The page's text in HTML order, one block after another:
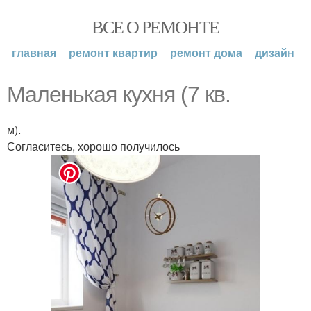
ВСЕ О РЕМОНТЕ
главная ремонт квартир ремонт дома дизайн
Маленькая кухня (7 кв.
м).
Согласитесь, хорошо получилось